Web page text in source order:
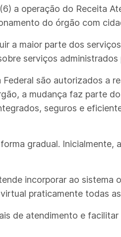
a operação do Receita
do órgão com
a maior parte dos
serviços administrados
são autorizados a
a mudança faz parte
seguros e
gradual. Inicialmente,
incorporar ao
praticamente todas
de atendimento e